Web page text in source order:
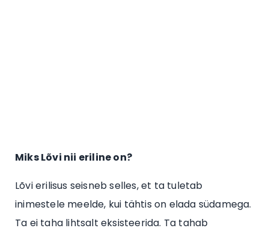
Miks Lõvi nii eriline on?
Lõvi erilisus seisneb selles, et ta tuletab
inimestele meelde, kui tähtis on elada südamega.
Ta ei taha lihtsalt eksisteerida. Ta tahab